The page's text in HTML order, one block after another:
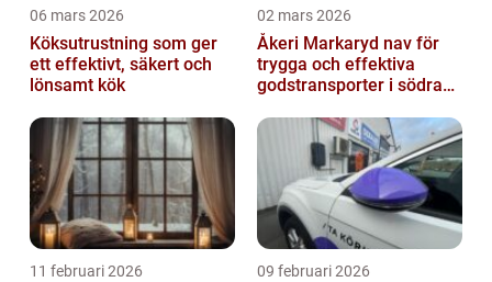
06 mars 2026
Köksutrustning som ger
ett effektivt, säkert och
lönsamt kök
02 mars 2026
Åkeri Markaryd nav för
trygga och effektiva
godstransporter i södra
11 februari 2026 09 februari 2026